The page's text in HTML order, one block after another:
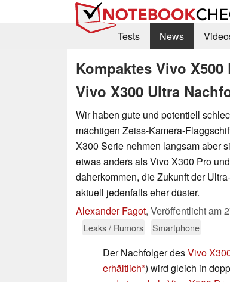
Tests
News
Kompaktes Vivo
Vivo X300 Ultra
Wir haben gute und potentiell
mächtigen Zeiss-Kamera-
X300 Serie nehmen langsam aber
etwas anders als Vivo X300 Pro
daherkommen, die Zukunft der
aktuell jedenfalls eher düster.
Alexander Fagot, Veröffentlicht am
Leaks / Rumors
Smartphone
Der Nachfolger desVivo
erhältlich ) wird gleich in